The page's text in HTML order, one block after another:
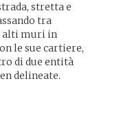
stretta e
tra
alti muri in
le sue cartiere,
di due entità
delineate.